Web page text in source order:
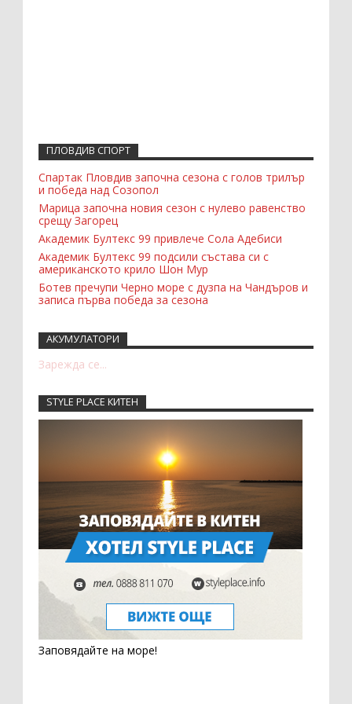
ПЛОВДИВ СПОРТ
Спартак Пловдив започна сезона с голов трилър
и победа над Созопол
Марица започна новия сезон с нулево равенство
срещу Загорец
Академик Бултекс 99 привлече Сола Адебиси
Академик Бултекс 99 подсили състава си с
американското крило Шон Мур
Ботев пречупи Черно море с дузпа на Чандъров и
записа първа победа за сезона
АКУМУЛАТОРИ
Зарежда се...
STYLE PLACE КИТЕН
Заповядайте на море!